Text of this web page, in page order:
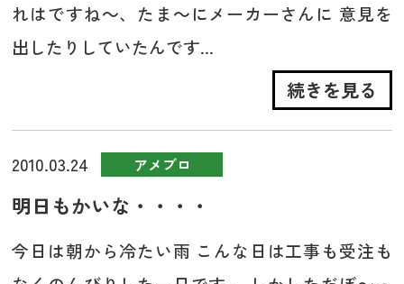
れはですね～、たま～にメーカーさんに 意見を
出したりしていたんです...
続きを見る
2010.03.24 アメブロ
明日もかいな・・・・
今日は朝から冷たい雨 こんな日は工事も受注も